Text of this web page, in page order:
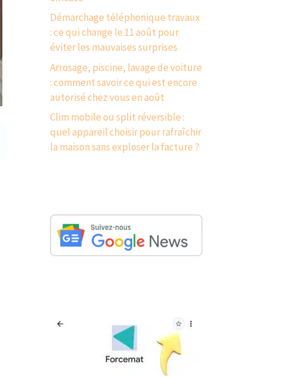
Démarchage téléphonique travaux
: ce qui change le 11 août pour
éviter les mauvaises surprises
Arrosage, piscine, lavage de voiture
: comment savoir ce qui est encore
autorisé chez vous en août
Clim mobile ou split réversible :
quel appareil choisir pour rafraîchir
la maison sans exploser la facture ?